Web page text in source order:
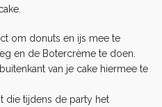
om donuts en ijs mee te
en de Botercrème te doen.
van je cake hiermee te
die tijdens de party het